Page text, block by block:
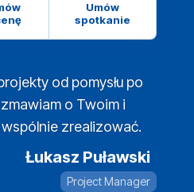
Umów
spotkanie
od pomysłu po
o Twoim i
zrealizować.
Łukasz Puławski
Project Manager